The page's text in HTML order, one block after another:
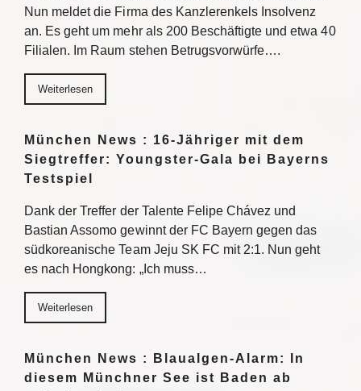
Nun meldet die Firma des Kanzlerenkels Insolvenz
an. Es geht um mehr als 200 Beschäftigte und etwa 40
Filialen. Im Raum stehen Betrugsvorwürfe….
Weiterlesen
München News : 16-Jähriger mit dem
Siegtreffer: Youngster-Gala bei Bayerns
Testspiel
Dank der Treffer der Talente Felipe Chávez und
Bastian Assomo gewinnt der FC Bayern gegen das
südkoreanische Team Jeju SK FC mit 2:1. Nun geht
es nach Hongkong: „Ich muss…
Weiterlesen
München News : Blaualgen-Alarm: In
diesem Münchner See ist Baden ab